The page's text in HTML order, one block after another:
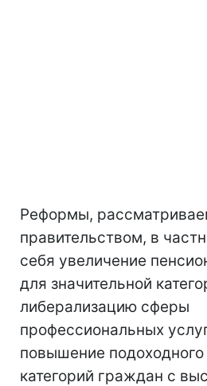
Реформы,
правительством, в
себя увеличение
для значительной
либерализацию сферы
профессиональных
повышение подоходного
категорий граждан с